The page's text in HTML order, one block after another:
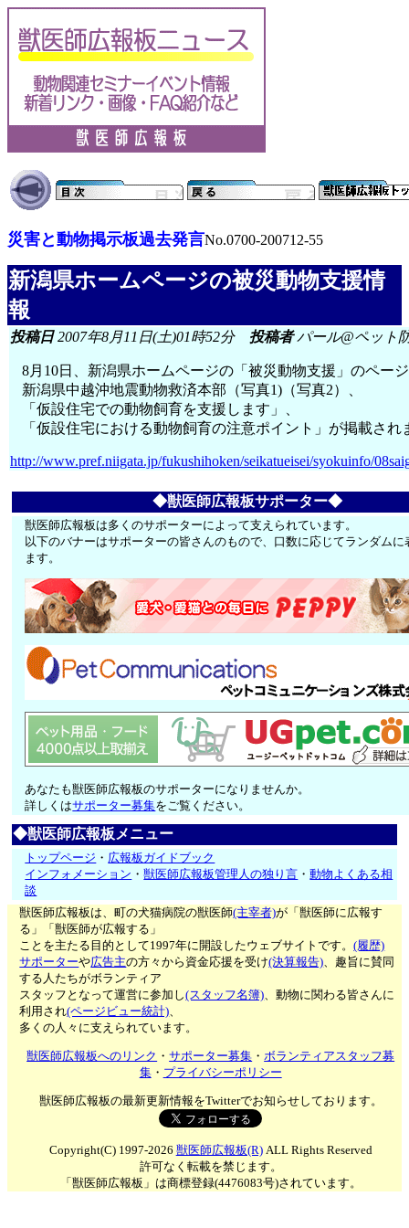
災害と動物掲示板過去発言No.0700-200712-55
新潟県ホームページの被災動物支援情
報
投稿日2007年8月11日(土)01時52分 投稿者パール@ペット
8月10日、新潟県ホームページの「被災動物支援」のペー
新潟県中越沖地震動物救済本部（写真1)（写真2）、
「仮設住宅での動物飼育を支援します」、
「仮設住宅における動物飼育の注意ポイント」が掲載され
http://www.pref.niigata.jp/fukushihoken/seikatueisei/syokuinfo/
◆獣医師広報板サポーター◆
獣医師広報板は多くのサポーターによって支えられています。
以下のバナーはサポーターの皆さんのもので、口数に応じてランダムに
ます。
あなたも獣医師広報板のサポーターになりませんか。
詳しくはサポーター募集をご覧ください。
◆獣医師広報板メニュー
トップページ ・ 広報板ガイドブック
インフォメーション ・獣医師広報板管理人の独り言 ・動物よくある相
談
獣医師広報板は、町の犬猫病院の獣医師(主宰者)が「獣医師に広報す
る」「獣医師が広報する」
ことを主たる目的として1997年に開設したウェブサイトです。(履歴)
サポーターや広告主の方々から資金応援を受け(決算報告)、趣旨に賛同
する人たちがボランティア
スタッフとなって運営に参加し(スタッフ名簿)、動物に関わる皆さんに
利用され(ページビュー統計)、
多くの人々に支えられています。
獣医師広報板へのリンク ・サポーター募集 ・ボランティアスタッフ募
集・ プライバシーポリシー
獣医師広報板の最新更新情報をTwitterでお知らせしております。
Copyright(C) 1997-2026 獣医師広報板(R)ALL Rights Reserved
許可なく転載を禁じます。
「獣医師広報板」は商標登録(4476083号)されています。